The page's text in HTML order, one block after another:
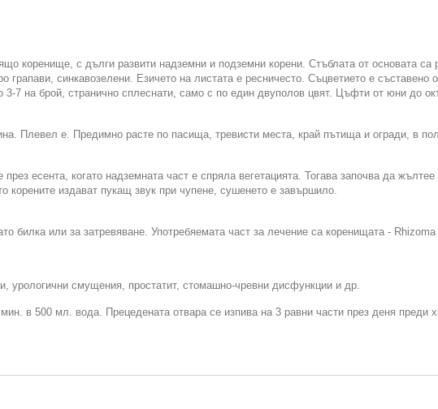
коренище, с дълги развити надземни и подземни корени. Стъблата от основата са
синкавозелени. Езичето на листата е ресничесто. Съцветието е съставено
7 на брой, странично сплеснати, само с по един двуполов цвят. Цъфти от юни до
Плевел е. Предимно расте по пасища, тревисти места, край пътища и огради, в
есента, когато надземната част е спряла вегетацията. Тогава започва да
издават пукащ звук при чупене, сушенето е завършило.
билка или за затревяване. Употребяемата част за лечение са коренищата -
урологични смущения, простатит, стомашно-чревни дисфункции и др.
в 500 мл. вода. Прецедената отвара се изпива на 3 равни части през деня преди